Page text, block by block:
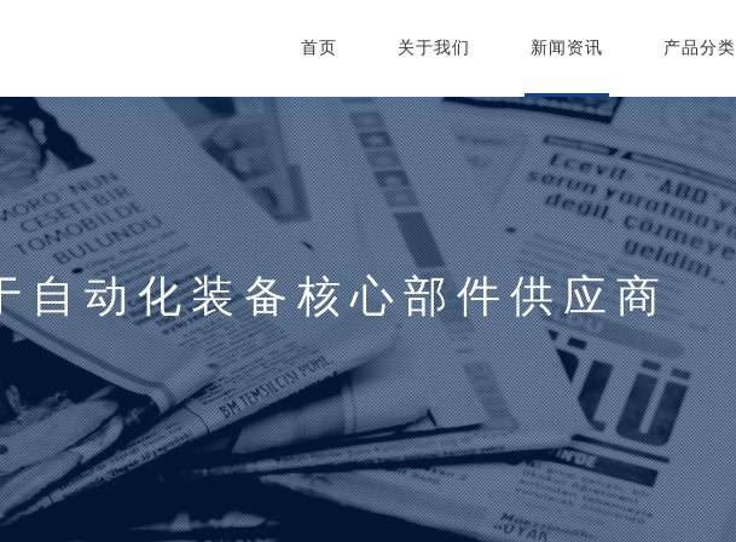
首页 关于我们 新闻资讯 产品分类
自动化装备核心部件供应商